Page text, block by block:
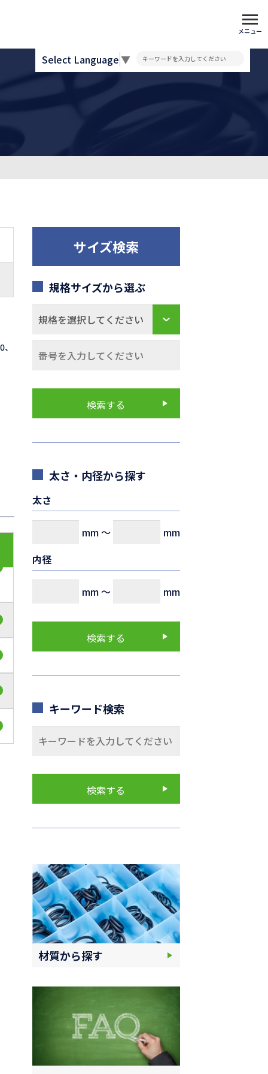
メニュー
Select Language▼
サイズ検索
規格サイズから選ぶ
太さ・内径から探す
太さ
mm～
mm
内径
mm～ mm
キーワード検索
材質から探す